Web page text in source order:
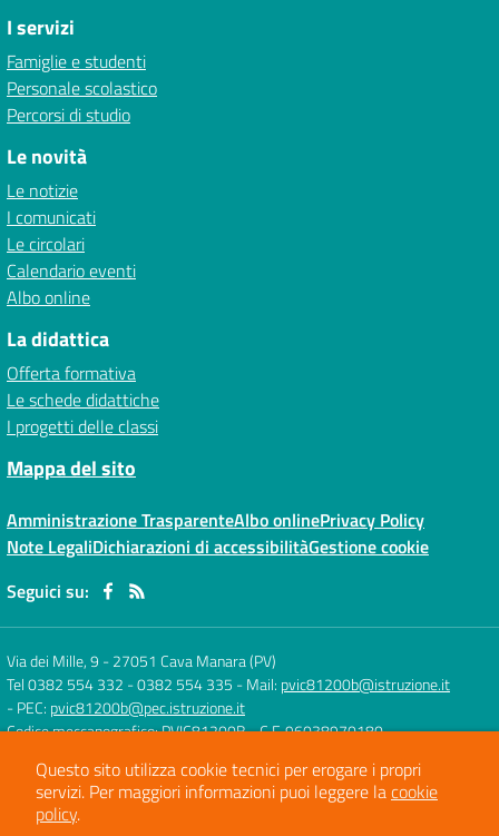
I servizi
Famiglie e studenti
Personale scolastico
Percorsi di studio
Le novità
Le notizie
I comunicati
Le circolari
Calendario eventi
Albo online
La didattica
Offerta formativa
Le schede didattiche
I progetti delle classi
Mappa del sito
Amministrazione TrasparenteAlbo onlinePrivacy Policy
Note LegaliDichiarazioni di accessibilitàGestione cookie
Seguici su:
Via dei Mille, 9 -27051 Cava Manara (PV)
Tel 0382 554 332 - 0382 554 335 - Mail: pvic81200b@istruzione.it
- PEC: pvic81200b@pec.istruzione.it
Codice meccanografico: PVIC81200B- C.F. 96038970180
Concept & Design by
Designers Italia
Questo sito utilizza cookie tecnici per erogare i propri
servizi. Per maggiori informazioni puoi leggere lacookie
policy.